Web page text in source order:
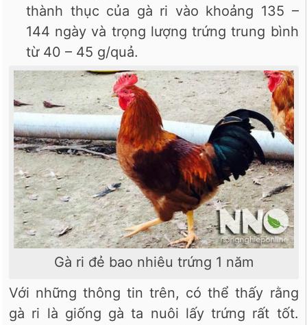
thành thục của gà ri vào khoảng 135 –
144 ngày và trọng lượng trứng trung bình
từ 40 – 45 g/quả.
Gà ri đẻ bao nhiêu trứng 1 năm
Với những thông tin trên, có thể thấy rằng
gà ri là giống gà ta nuôi lấy trứng rất tốt.